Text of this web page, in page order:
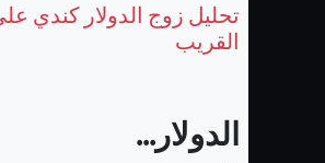
تحليل زوج الدولار كندي
القريب
الدولار...